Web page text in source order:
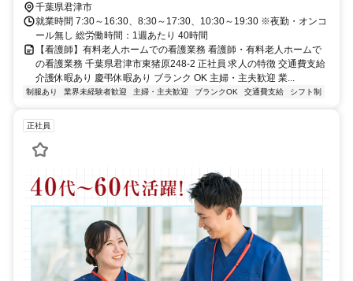
千葉県君津市
就業時間 7:30～16:30、8:30～17:30、10:30～19:30 ※夜勤・オンコ
ール無し 総労働時間：1週あたり 40時間
【看護師】有料老人ホームでの看護業務 看護師・有料老人ホームで
の看護業務 千葉県君津市東猪原248-2 正社員 求人の特徴 交通費支給
介護休暇あり 慶弔休暇あり ブランク OK 主婦・主夫歓迎 業...
制服あり 業界未経験者歓迎 主婦・主夫歓迎 ブランクOK 交通費支給 シフト制
正社員